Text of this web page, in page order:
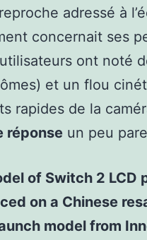
adressé à
concernait ses
ont noté
et un flou
rapides de la
réponse un peu
of Switch 2 LCD
on a Chinese
model from